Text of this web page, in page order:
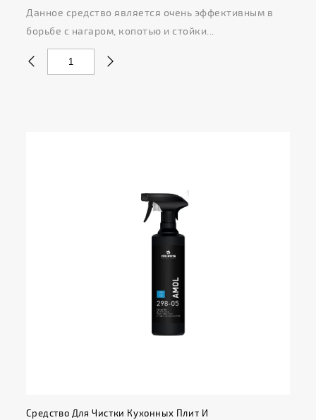
Данное средство является очень эффективным в
борьбе с нагаром, копотью и стойки...
Средство Для Чистки Кухонных Плит И